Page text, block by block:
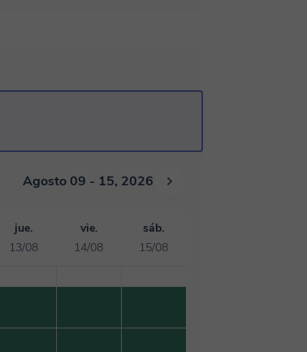
Agosto 09 - 15, 2026
jue.
13/08
vie.
14/08
sáb.
15/08